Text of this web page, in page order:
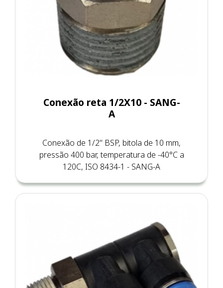
Conexão reta 1/2X10 - SANG-
A
Conexão de 1/2" BSP, bitola de 10 mm,
pressão 400 bar, temperatura de -40°C a
120C, ISO 8434-1 - SANG-A